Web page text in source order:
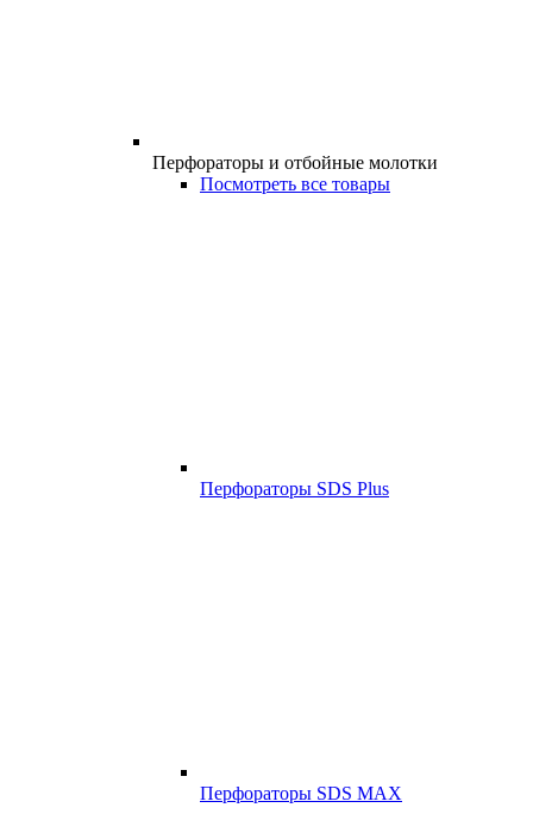
Перфораторы и отбойные молотки
Посмотреть все товары
Перфораторы SDS Plus
Перфораторы SDS MAX